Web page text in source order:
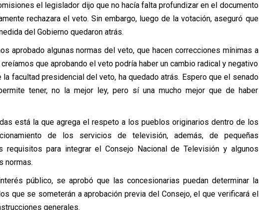
el legislador dijo que no hacía falta profundizar en el documento
rechazara el veto. Sin embargo, luego de la votación, aseguró que
del Gobierno quedaron atrás.
aprobado algunas normas del veto, que hacen correcciones mínimas a
que aprobando el veto podría haber un cambio radical y negativo
facultad presidencial del veto, ha quedado atrás. Espero que el senado
tener, no la mejor ley, pero sí una mucho mejor que de haber
está la que agrega el respeto a los pueblos originarios dentro de los
de los servicios de televisión, además, de pequeñas
requisitos para integrar el Consejo Nacional de Televisión y algunos
normas.
público, se aprobó que las concesionarias puedan determinar la
que se someterán a aprobación previa del Consejo, el que verificará el
generales.